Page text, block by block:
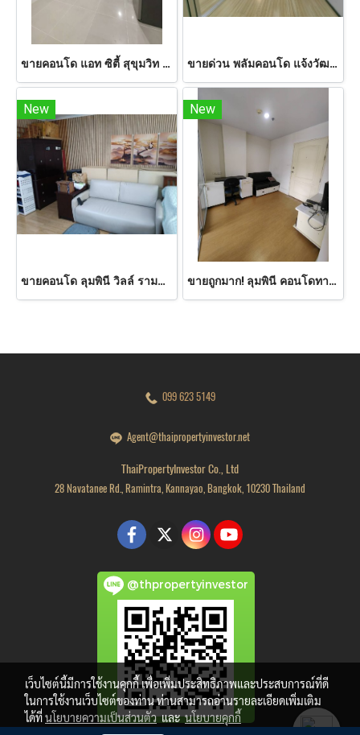
ขายคอนโด แอท ซิตี้ สุขุมวิท 101/1 ขนาด 33.49 ตร.ม. ชั้น 7 วิวสระว่ายน้ำ ใกล้ BTS อุดมสุข ขายด่วน พลัมคอนโด แจ้งวัฒนะ สเตชั่น เฟส 2 ขนาด 23 ตร.ม. ชั้น 2 ห้องมุม อาคาร C
New
ขายคอนโด ลุมพินี วิลล์ รามคำแหง 26 (Lumpini Ville Ramkamhaeng 26) 28.37 ตร.ม. ชั้น 1 เฟอร์ครบ พร้อมอยู่ ใกล้ ARL หัวหมาก
New
ขายถูกมาก! ลุมพินี คอนโดทาวน์ รามอินทรา-นวมินทร์
099 623 5149
Agent@thaipropertyinvestor.net
ThaiPropertyInvestor Co., Ltd
28 Navatanee Rd., Ramintra, Kannayao, Bangkok, 10230 Thailand
@thpropertyinvestor
เว็บไซต์นี้มีการใช้งานคุกกี้ เพื่อเพิ่มประสิทธิภาพและประสบการณ์ที่ดี
ในการใช้งานเว็บไซต์ของท่าน ท่านสามารถอ่านรายละเอียดเพิ่มเติม
ได้ที่นโยบายความเป็นส่วนตัวและนโยบายคุกกี้